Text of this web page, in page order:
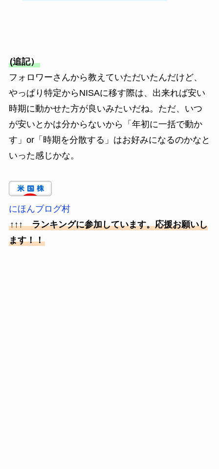
(追記）
フォロワーさんから教えていただいたんだけど、
やっぱり特定からNISAに移す際は、出来れば安い
時期に動かせた方が良いみたいだね。ただ、いつ
が安いとかは分からないから「年初に一括で動か
す」or「時期を分散する」はお好みになるのかなと
いった感じかな。
にほんブログ村
↑↑↑ ランキングに参加しています。応援お願いし
ます！！